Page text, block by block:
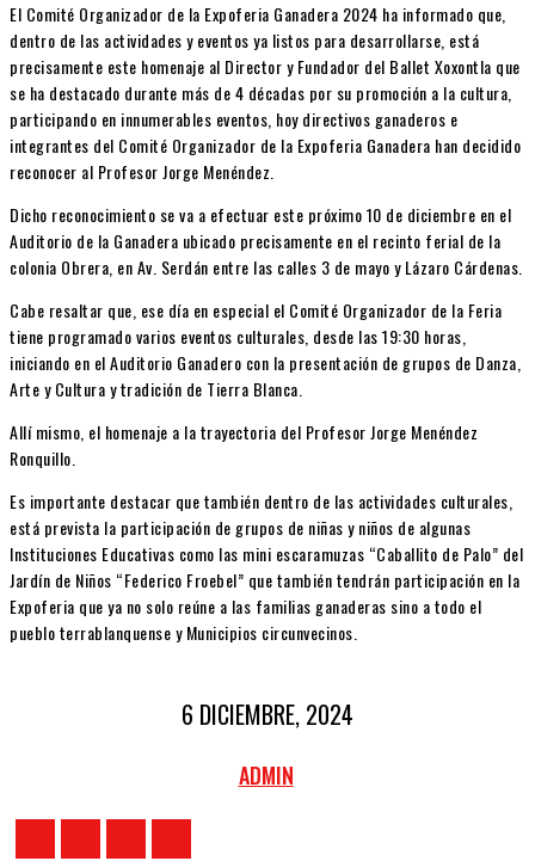
El Comité Organizador de la Expoferia Ganadera 2024 ha informado que,
dentro de las actividades y eventos ya listos para desarrollarse, está
precisamente este homenaje al Director y Fundador del Ballet Xoxontla que
se ha destacado durante más de 4 décadas por su promoción a la cultura,
participando en innumerables eventos, hoy directivos ganaderos e
integrantes del Comité Organizador de la Expoferia Ganadera han decidido
reconocer al Profesor Jorge Menéndez.
Dicho reconocimiento se va a efectuar este próximo 10 de diciembre en el
Auditorio de la Ganadera ubicado precisamente en el recinto ferial de la
colonia Obrera, en Av. Serdán entre las calles 3 de mayo y Lázaro Cárdenas.
Cabe resaltar que, ese día en especial el Comité Organizador de la Feria
tiene programado varios eventos culturales, desde las 19:30 horas,
iniciando en el Auditorio Ganadero con la presentación de grupos de Danza,
Arte y Cultura y tradición de Tierra Blanca.
Allí mismo, el homenaje a la trayectoria del Profesor Jorge Menéndez
Ronquillo.
Es importante destacar que también dentro de las actividades culturales,
está prevista la participación de grupos de niñas y niños de algunas
Instituciones Educativas como las mini escaramuzas “Caballito de Palo” del
Jardín de Niños “Federico Froebel” que también tendrán participación en la
Expoferia que ya no solo reúne a las familias ganaderas sino a todo el
pueblo terrablanquense y Municipios circunvecinos.
6 DICIEMBRE, 2024
ADMIN